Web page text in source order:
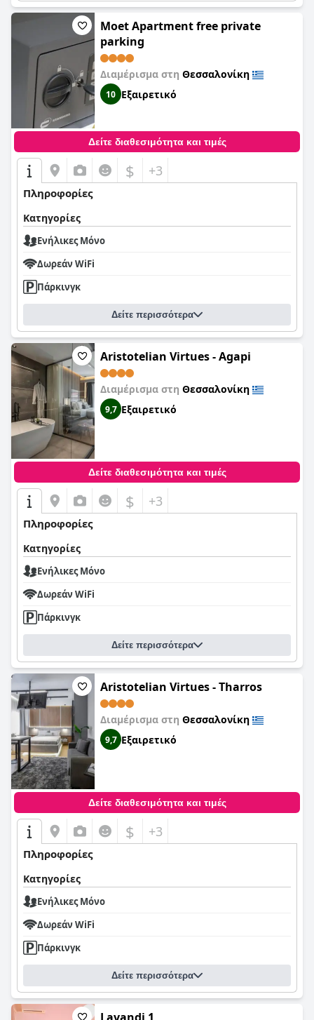
Moet Apartment free private
parking
Διαμέρισμα στη Θεσσαλονίκη
10 Εξαιρετικό
Δείτε διαθεσιμότητα και τιμές
$ +3
Πληροφορίες
Κατηγορίες
Ενήλικες Μόνο
Δωρεάν WiFi
Πάρκινγκ
Δείτε περισσότερα
Aristotelian Virtues - Agapi
Διαμέρισμα στη Θεσσαλονίκη
9,7 Εξαιρετικό
Δείτε διαθεσιμότητα και τιμές
$ +3
Πληροφορίες
Κατηγορίες
Ενήλικες Μόνο
Δωρεάν WiFi
Πάρκινγκ
Δείτε περισσότερα
Aristotelian Virtues - Tharros
Διαμέρισμα στη Θεσσαλονίκη
9,7 Εξαιρετικό
Δείτε διαθεσιμότητα και τιμές
$ +3
Πληροφορίες
Κατηγορίες
Ενήλικες Μόνο
Δωρεάν WiFi
Πάρκινγκ
Δείτε περισσότερα